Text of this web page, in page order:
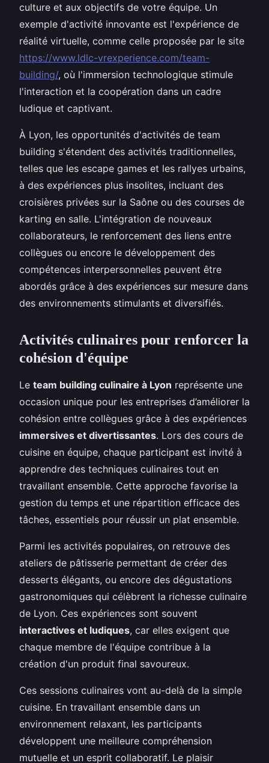
culture et aux objectifs de votre équipe. Un
exemple d'activité innovante est l'expérience de
réalité virtuelle, comme celle proposée par le site
https://www.ldlc-vrexperience.com/team-
building/, où l'immersion technologique stimule
l'interaction et la coopération dans un cadre
ludique et captivant.
À Lyon, les opportunités d'activités de team
building s'étendent des activités traditionnelles,
telles que les escape games et les rallyes urbains,
à des expériences plus insolites, incluant des
croisières privées sur la Saône ou des courses de
karting en salle. L'intégration de nouveaux
collaborateurs, le renforcement des liens entre
collègues ou encore le développement des
compétences interpersonnelles peuvent être
abordés grâce à des expériences sur mesure dans
des environnements stimulants et diversifiés.
Activités culinaires pour renforcer la
cohésion d'équipe
Le team building culinaire à Lyon représente une
occasion unique pour les entreprises d’améliorer la
cohésion entre collègues grâce à des expériences
immersives et divertissantes. Lors des cours de
cuisine en équipe, chaque participant est invité à
apprendre des techniques culinaires tout en
travaillant ensemble. Cette approche favorise la
gestion du temps et une répartition efficace des
tâches, essentiels pour réussir un plat ensemble.
Parmi les activités populaires, on retrouve des
ateliers de pâtisserie permettant de créer des
desserts élégants, ou encore des dégustations
gastronomiques qui célèbrent la richesse culinaire
de Lyon. Ces expériences sont souvent
interactives et ludiques, car elles exigent que
chaque membre de l'équipe contribue à la
création d'un produit final savoureux.
Ces sessions culinaires vont au-delà de la simple
cuisine. En travaillant ensemble dans un
environnement relaxant, les participants
développent une meilleure compréhension
mutuelle et un esprit collaboratif. Le plaisir